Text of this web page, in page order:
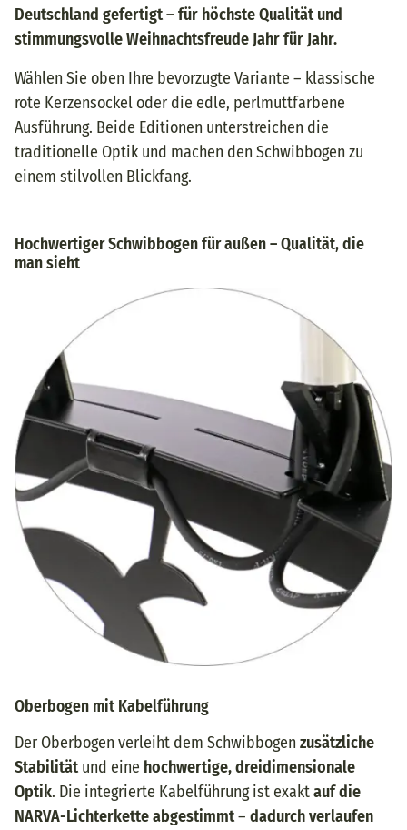
Deutschland gefertigt – für höchste Qualität und
stimmungsvolle Weihnachtsfreude Jahr für Jahr.
Wählen Sie oben Ihre bevorzugte Variante – klassische
rote Kerzensockel oder die edle, perlmuttfarbene
Ausführung. Beide Editionen unterstreichen die
traditionelle Optik und machen den Schwibbogen zu
einem stilvollen Blickfang.
Hochwertiger Schwibbogen für außen – Qualität, die
man sieht
Oberbogen mit Kabelführung
Der Oberbogen verleiht dem Schwibbogen zusätzliche
Stabilitätund eine hochwertige, dreidimensionale
Optik. Die integrierte Kabelführung ist exaktauf die
NARVA-Lichterkette abgestimmt– dadurch verlaufen